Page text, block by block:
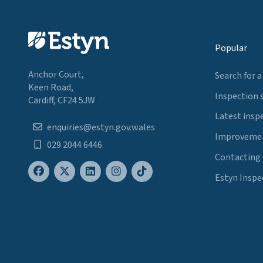
Anchor Court,
Keen Road,
Cardiff, CF24 5JW
enquiries@estyn.gov.wales
029 2044 6446
Popular
Search for
Inspection
Latest
Contacting
Estyn